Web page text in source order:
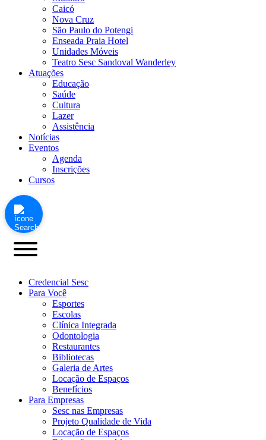
Caicó
Nova Cruz
São Paulo do Potengi
Enseada Praia Hotel
Unidades Móveis
Teatro Sesc Sandoval Wanderley
Atuações
Educação
Saúde
Cultura
Lazer
Assistência
Notícias
Eventos
Agenda
Inscrições
Cursos
Credencial Sesc
Para Você
Esportes
Escolas
Clínica Integrada
Odontologia
Restaurantes
Bibliotecas
Galeria de Artes
Locação de Espaços
Benefícios
Para Empresas
Sesc nas Empresas
Projeto Qualidade de Vida
Locação de Espaços